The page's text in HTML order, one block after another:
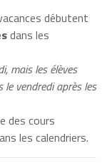
débutent
dans les
mais les élèves
vendredi après les
des cours
les calendriers.